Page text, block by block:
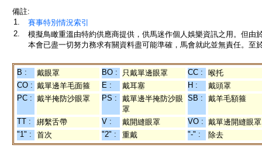
備註:
1.
賽事特別情況索引
2.
模擬鳥瞰重溫由特約供應商提供，供馬迷作個人娛樂資訊之用。但
本會已盡一切努力務求有關資料盡可能準確，馬會就此並無責任。至
B : 戴眼罩 BO : 只戴單邊眼罩 CC :
喉托
CO : 戴單邊羊毛面箍 E : 戴耳塞 H :
戴頭罩
PC : 戴半掩防沙眼罩 PS :
戴單邊半掩防沙眼
罩
SB : 戴羊毛額箍
TT : 綁繫舌帶 V : 戴開縫眼罩 VO : 戴單邊開縫眼罩
"1" :
首次 "2" : 重戴 "-" : 除去